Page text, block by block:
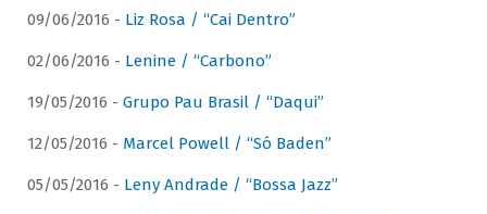
09/06/2016 - Liz Rosa / “Cai Dentro”
02/06/2016 - Lenine / “Carbono”
19/05/2016 - Grupo Pau Brasil / “Daqui”
12/05/2016 - Marcel Powell / “Só Baden”
05/05/2016 - Leny Andrade / “Bossa Jazz”